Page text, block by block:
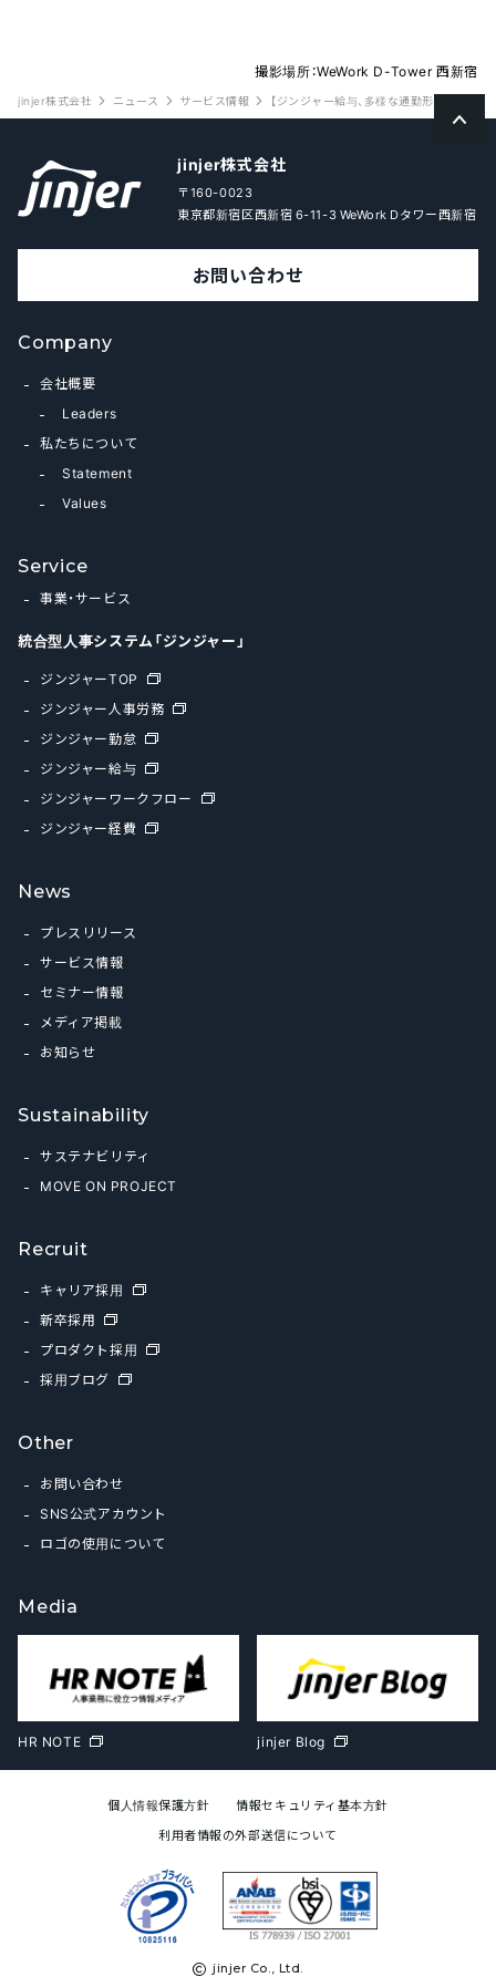
jinjer株式会社 ニュース サービス情報 【ジンジャー給与、多様な通勤形態に対応
撮影場所：WeWork D-Tower 西新宿
jinjer株式会社
〒160-0023
東京都新宿区西新宿 6-11-3 WeWork Dタワー西新宿
お問い合わせ
Company
会社概要
Leaders
私たちについて
Statement
Values
Service
事業・サービス
統合型人事システム「ジンジャー」
ジンジャーTOP
ジンジャー人事労務
ジンジャー勤怠
ジンジャー給与
ジンジャーワークフロー
ジンジャー経費
News
プレスリリース
サービス情報
セミナー情報
メディア掲載
お知らせ
Sustainability
サステナビリティ
MOVE ON PROJECT
Recruit
キャリア採用
新卒採用
プロダクト採用
採用ブログ
Other
お問い合わせ
SNS公式アカウント
ロゴの使用について
Media
HR NOTE jinjer Blog
jinjer Co., Ltd.
個人情報保護方針
情報セキュリティ基本方針
利用者情報の外部送信について